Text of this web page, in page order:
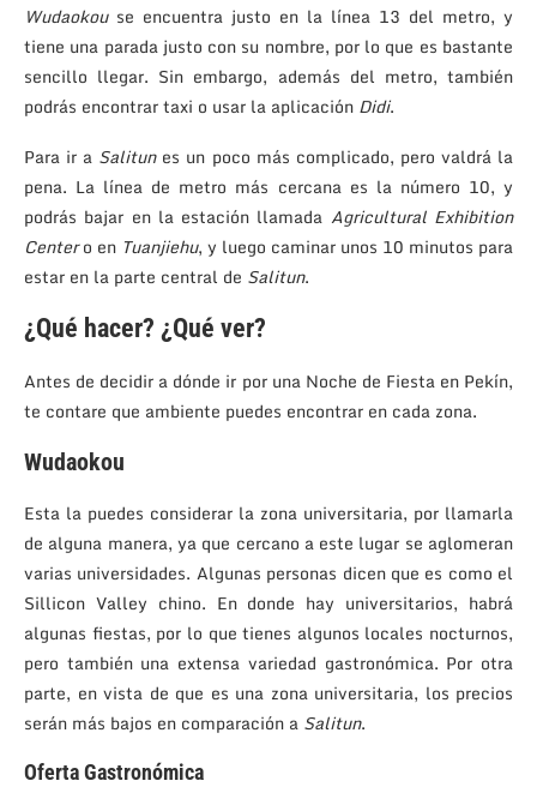
Wudaokouse encuentra justo en la línea 13 del metro, y
tiene una parada justo con su nombre, por lo que es bastante
sencillo llegar. Sin embargo, además del metro, también
podrás encontrar taxi o usar la aplicación Didi.
Para ir a Salitunes un poco más complicado, pero valdrá la
pena. La línea de metro más cercana es la número 10, y
podrás bajar en la estación llamada Agricultural Exhibition
Centero en Tuanjiehu, y luego caminar unos 10 minutos para
estar en la parte central de Salitun.
¿Qué hacer? ¿Qué ver?
Antes de decidir a dónde ir por una Noche de Fiesta en Pekín,
te contare que ambiente puedes encontrar en cada zona.
Wudaokou
Esta la puedes considerar la zona universitaria, por llamarla
de alguna manera, ya que cercano a este lugar se aglomeran
varias universidades. Algunas personas dicen que es como el
Sillicon Valley chino. En donde hay universitarios, habrá
algunas fiestas, por lo que tienes algunos locales nocturnos,
pero también una extensa variedad gastronómica. Por otra
parte, en vista de que es una zona universitaria, los precios
serán más bajos en comparación a Salitun.
Oferta Gastronómica